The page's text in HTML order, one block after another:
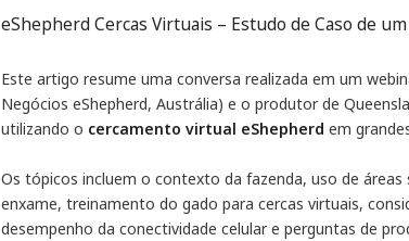
eShepherd Cercas Virtuais – Estudo de Caso de
Este artigo resume uma conversa realizada em um
Negócios eShepherd, Austrália) e o produtor de
utilizando o cercamento virtual eShepherd em
Os tópicos incluem o contexto da fazenda, uso de
enxame, treinamento do gado para cercas virtuais,
desempenho da conectividade celular e perguntas de